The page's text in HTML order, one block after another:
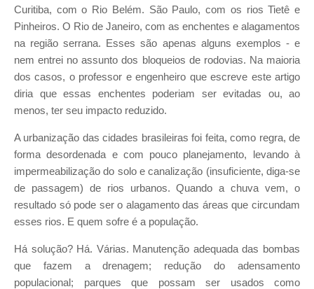
Curitiba, com o Rio Belém. São Paulo, com os rios Tietê e
Pinheiros. O Rio de Janeiro, com as enchentes e alagamentos
na região serrana. Esses são apenas alguns exemplos - e
nem entrei no assunto dos bloqueios de rodovias. Na maioria
dos casos, o professor e engenheiro que escreve este artigo
diria que essas enchentes poderiam ser evitadas ou, ao
menos, ter seu impacto reduzido.
A urbanização das cidades brasileiras foi feita, como regra, de
forma desordenada e com pouco planejamento, levando à
impermeabilização do solo e canalização (insuficiente, diga-se
de passagem) de rios urbanos. Quando a chuva vem, o
resultado só pode ser o alagamento das áreas que circundam
esses rios. E quem sofre é a população.
Há solução? Há. Várias. Manutenção adequada das bombas
que fazem a drenagem; redução do adensamento
populacional; parques que possam ser usados como